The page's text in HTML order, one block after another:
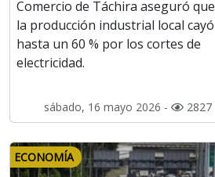
Comercio de Táchira aseguró que
la producción industrial local cayó
hasta un 60 % por los cortes de
electricidad.
sábado, 16 mayo 2026 - 2827
ECONOMÍA